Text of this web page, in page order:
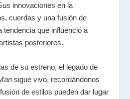
innovaciones en la
cuerdas y una fusión de
tendencia que influenció a
posteriores.
de su estreno, el legado de
sigue vivo, recordándonos
de estilos pueden dar lugar